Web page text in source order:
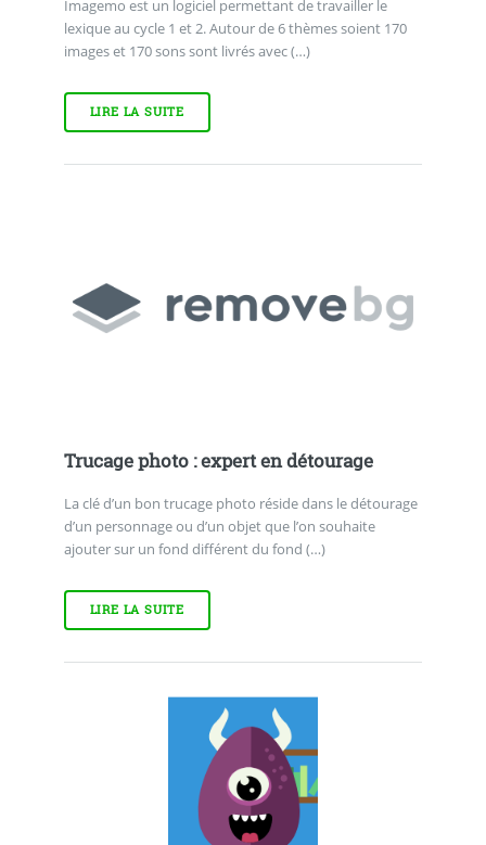
Imagemo est un logiciel permettant de travailler le
lexique au cycle 1 et 2. Autour de 6 thèmes soient 170
images et 170 sons sont livrés avec (…)
LIRE LA SUITE
Trucage photo : expert en détourage
La clé d’un bon trucage photo réside dans le détourage
d’un personnage ou d’un objet que l’on souhaite
ajouter sur un fond différent du fond (…)
LIRE LA SUITE